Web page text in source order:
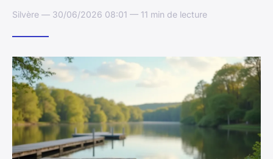
Silvère — 30/06/2026 08:01 — 11 min de lecture